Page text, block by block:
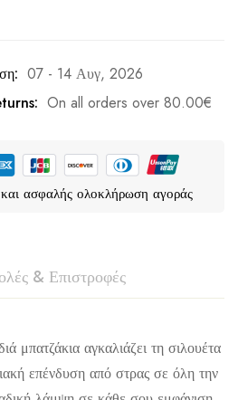
07 - 14 Αυγ, 2026
On all orders over 80.00€
ασφαλής ολοκλήρωση αγοράς
& Επιστροφές
μπατζάκια αγκαλιάζει τη σιλουέτα
επένδυση από στρας σε όλη την